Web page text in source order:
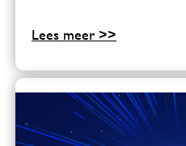
Lees meer >>